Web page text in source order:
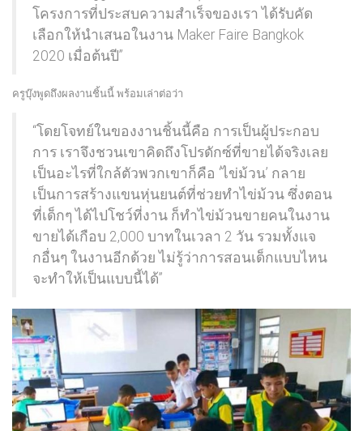
โครงการที่ประสบความสำเร็จของเรา ได้รับคัด
เลือกให้นำเสนอในงาน Maker Faire Bangkok
2020 เมื่อต้นปี”
ครูบุ๊งพูดถึงผลงานชิ้นนี้ พร้อมเล่าต่อว่า
“โดยโจทย์ในของงานชิ้นนี้คือ การเป็นผู้ประกอบ
การ เราจึงชวนเขาคิดถึงโปรดักซ์ที่ขายได้จริงเลย
เป็นอะไรที่ใกล้ตัวพวกเขาก็คือ ‘ไข่ม้วน’ กลาย
เป็นการสร้างแขนหุ่นยนต์ที่ช่วยทำไข่ม้วน ซึ่งตอน
ที่เด็กๆ ได้ไปโชว์ที่งาน ก็ทำไข่ม้วนขายคนในงาน
ขายได้เกือบ 2,000 บาทในเวลา 2 วัน รวมทั้งแจ
กอื่นๆ ในงานอีกด้วย ไม่รู้ว่าการสอนเด็กแบบไหน
จะทำให้เป็นแบบนี้ได้”